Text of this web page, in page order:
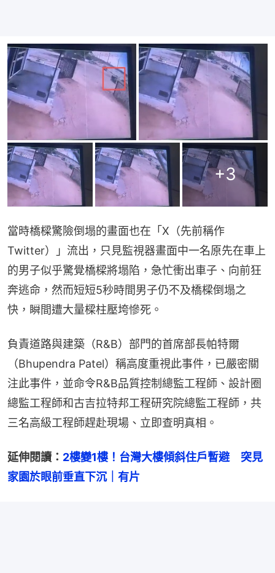
+3
當時橋樑驚險倒塌的畫面也在「X（先前稱作
Twitter）」流出，只見監視器畫面中一名原先在車上
的男子似乎驚覺橋樑將塌陷，急忙衝出車子、向前狂
奔逃命，然而短短5秒時間男子仍不及橋樑倒塌之
快，瞬間遭大量樑柱壓垮慘死。
負責道路與建築（R&B）部門的首席部長帕特爾
（Bhupendra Patel）稱高度重視此事件，已嚴密關
注此事件，並命令R&B品質控制總監工程師、設計圈
總監工程師和古吉拉特邦工程研究院總監工程師，共
三名高級工程師趕赴現場、立即查明真相。
延伸閱讀： 2樓變1樓！台灣大樓傾斜住戶暫避　突見
家園於眼前垂直下沉｜有片